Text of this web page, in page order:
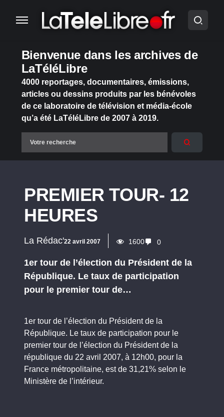
Bienvenue dans les archives de
LaTéléLibre
4000 reportages, documentaires, émissions,
articles ou dessins produits par les bénévoles
de ce laboratoire de télévision et média-école
qu’a été LaTéléLibre de 2007 à 2019.
PREMIER TOUR- 12
HEURES
La Rédac'22 avril 2007 1600 0
1er tour de l’élection du Président de la
République. Le taux de participation
pour le premier tour de…
1er tour de l’élection du Président de la
République. Le taux de participation pour le
premier tour de l’élection du Président de la
république du 22 avril 2007, à 12h00, pour la
France métropolitaine, est de 31,21% selon le
Ministère de l’intérieur.